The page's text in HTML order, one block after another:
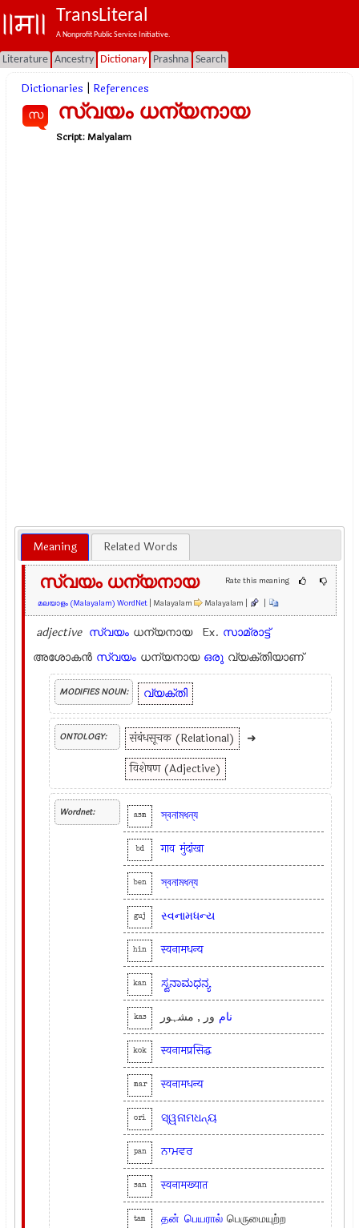
TransLiteral
A Nonprofit Public Service Initiative.
Literature Ancestry Dictionary Prashna Search
Dictionaries References
സ സ്വയം ധന്യനായ
Script:Malyalam
Meaning Related Words
Rate this meaning
സ്വയം ധന്യനായ
മലയാളം (Malayalam) WordNet | Malayalam Malayalam | |
adjective സ്വയം ധന്യനായ Ex. സാമ്രാട്ട്
അശോകൻ സ്വയം ധന്യനായ ഒരു വ്യക്തിയാണ്
MODIFIES NOUN: വ്യക്തി
ONTOLOGY: संबंधसूचक (Relational)
➜
विशेषण (Adjective)
Wordnet: asm স্বনামধন্য
bd गाव मुंदांखा
ben স্বনামধন্য
guj સ્વનામધન્ય
hin स्वनामधन्य
kan ಸ್ವನಾಮಧನ್ಯ
kas نام ور , مشہور
kok स्वनामप्रसिद्ध
mar स्वनामधन्य
ori ସ୍ୱନାମଧନ୍ୟ
pan ਨਾਮਵਰ
san स्वनामख्यात
tam தன் பெயரால் பெருமையுற்ற